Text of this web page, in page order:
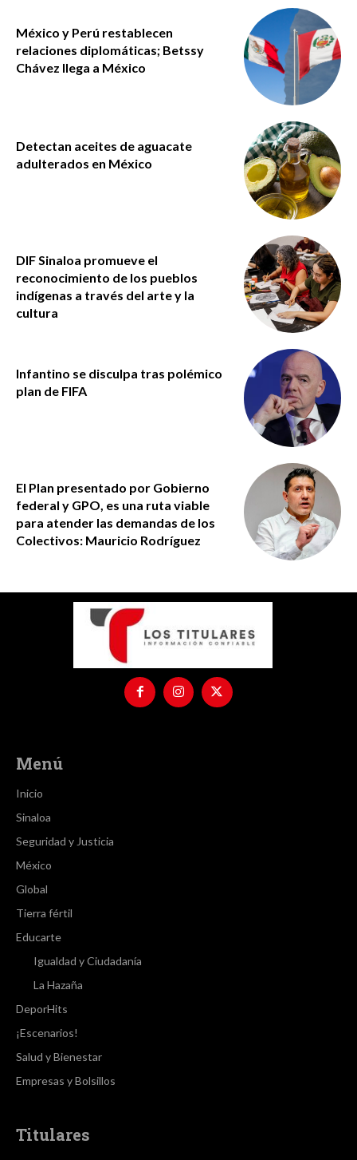
México y Perú restablecen
relaciones diplomáticas; Betssy
Chávez llega a México
Detectan aceites de aguacate
adulterados en México
DIF Sinaloa promueve el
reconocimiento de los pueblos
indígenas a través del arte y la
cultura
Infantino se disculpa tras polémico
plan de FIFA
El Plan presentado por Gobierno
federal y GPO, es una ruta viable
para atender las demandas de los
Colectivos: Mauricio Rodríguez
Menú
Inicio
Sinaloa
Seguridad y Justicia
México
Global
Tierra fértil
Educarte
Igualdad y Ciudadanía
La Hazaña
DeporHits
¡Escenarios!
Salud y Bienestar
Empresas y Bolsillos
Titulares